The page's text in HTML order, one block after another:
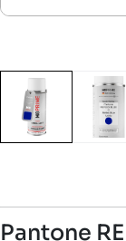
Pantone